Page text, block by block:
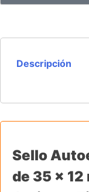
Descripción
Sello
de 35 x 12